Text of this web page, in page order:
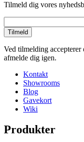
Tilmeld dig vores
Tilmeld
Ved tilmelding
afmelde dig igen.
Kontakt
Showrooms
Blog
Gavekort
Wiki
Produkter